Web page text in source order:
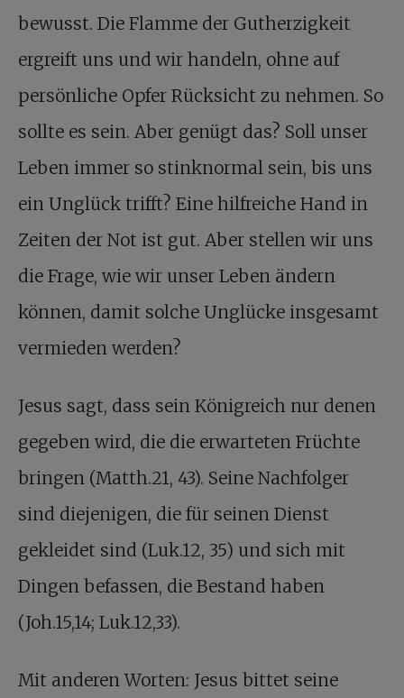
bewusst. Die Flamme der Gutherzigkeit
ergreift uns und wir handeln, ohne auf
persönliche Opfer Rücksicht zu nehmen. So
sollte es sein. Aber genügt das? Soll unser
Leben immer so stinknormal sein, bis uns
ein Unglück trifft? Eine hilfreiche Hand in
Zeiten der Not ist gut. Aber stellen wir uns
die Frage, wie wir unser Leben ändern
können, damit solche Unglücke insgesamt
vermieden werden?
Jesus sagt, dass sein Königreich nur denen
gegeben wird, die die erwarteten Früchte
bringen (Matth.21, 43). Seine Nachfolger
sind diejenigen, die für seinen Dienst
gekleidet sind (Luk.12, 35) und sich mit
Dingen befassen, die Bestand haben
(Joh.15,14; Luk.12,33).
Mit anderen Worten: Jesus bittet seine